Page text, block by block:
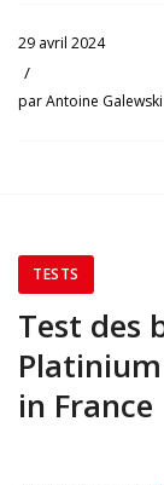
29 avril 2024
/
parAntoine Galewski
TESTS
Test des
in France